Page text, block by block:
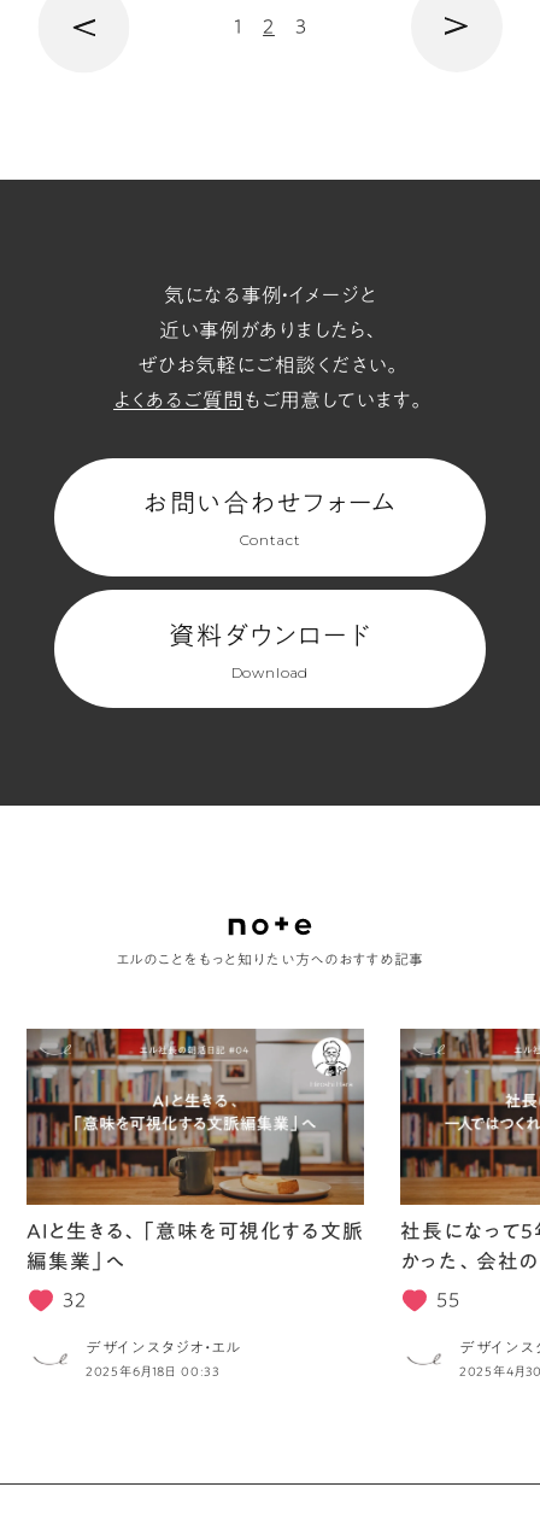
前 1 2 3 次
へ
(3
気になる事例・イメージと
近い事例がありましたら、
ぜひお気軽にご相談ください。
よくあるご質問 もご用意しています。
お問い合わせフォーム
Contact
資料ダウンロード
Download
エルのことをもっと知りたい方へのおすすめ記事
AIと生きる、「意味を可視化する文脈
編集業」へ
32
デザインスタジオ・エル
2025年6月18日 00:33
社長になって5
かった、会社
55
デザインス
2025年4月